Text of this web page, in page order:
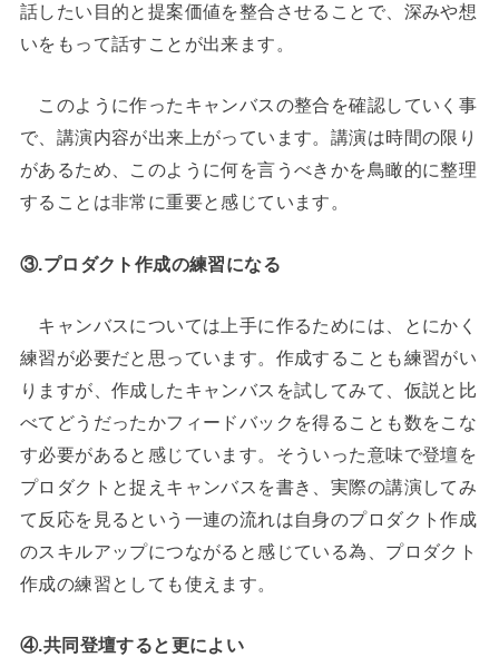
話したい目的と提案価値を整合させることで、深みや想
いをもって話すことが出来ます。
このように作ったキャンバスの整合を確認していく事
で、講演内容が出来上がっています。講演は時間の限り
があるため、このように何を言うべきかを鳥瞰的に整理
することは非常に重要と感じています。
③.プロダクト作成の練習になる
キャンバスについては上手に作るためには、とにかく
練習が必要だと思っています。作成することも練習がい
りますが、作成したキャンバスを試してみて、仮説と比
べてどうだったかフィードバックを得ることも数をこな
す必要があると感じています。そういった意味で登壇を
プロダクトと捉えキャンバスを書き、実際の講演してみ
て反応を見るという一連の流れは自身のプロダクト作成
のスキルアップにつながると感じている為、プロダクト
作成の練習としても使えます。
④.共同登壇すると更によい